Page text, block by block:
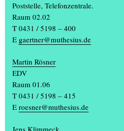
Poststelle, Telefonzentrale.
Raum 02.02
T 0431 / 5198 – 400
E gaertner@muthesius.de
Martin Rösner
EDV
Raum 01.06
T 0431 / 5198 – 415
E roesner@muthesius.de